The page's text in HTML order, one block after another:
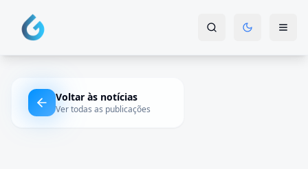
Voltar às notícias
Ver todas as publicações